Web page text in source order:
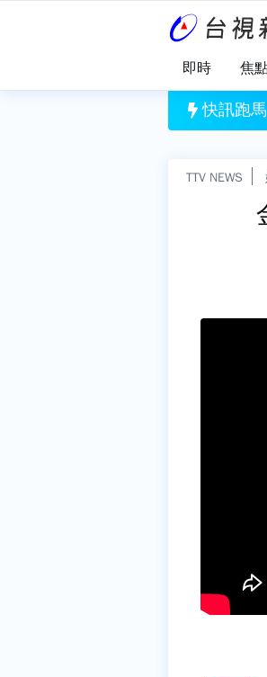
即時 焦
快訊跑馬
連損失2.43億元 將提告求償與商譽
TTV NEWS